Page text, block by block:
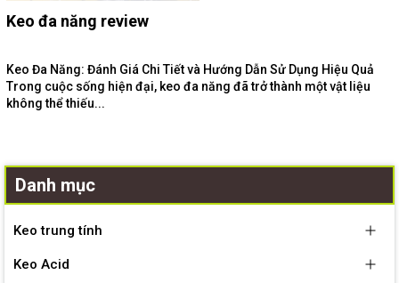
Keo đa năng review
Keo Đa Năng: Đánh Giá Chi Tiết và Hướng Dẫn Sử Dụng Hiệu Quả
Trong cuộc sống hiện đại, keo đa năng đã trở thành một vật liệu
không thể thiếu...
Danh mục
Keo trung tính
Keo Acid